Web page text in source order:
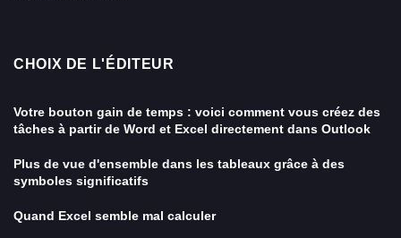
CHOIX DE L'ÉDITEUR
Votre bouton gain de temps : voici comment vous créez des
tâches à partir de Word et Excel directement dans Outlook
Plus de vue d'ensemble dans les tableaux grâce à des
symboles significatifs
Quand Excel semble mal calculer